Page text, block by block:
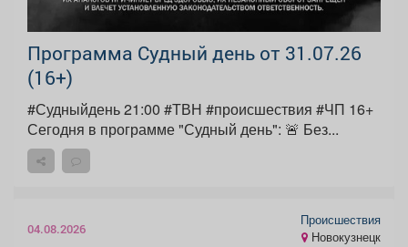
Программа Судный день от 31.07.26
(16+)
#Судныйдень 21:00 #ТВН #происшествия #ЧП 16+
Сегодня в программе "Судный день": 🚨 Без...
04.08.2026
Происшествия
Новокузнецк